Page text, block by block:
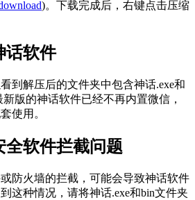
)。下载完成后，右键点击压缩
话软件
到解压后的文件夹中包含神话.exe和
版的神话软件已经不再内置微信，
使用。
全软件拦截问题
防火墙的拦截，可能会导致神话软件
这种情况，请将神话.exe和bin文件夹